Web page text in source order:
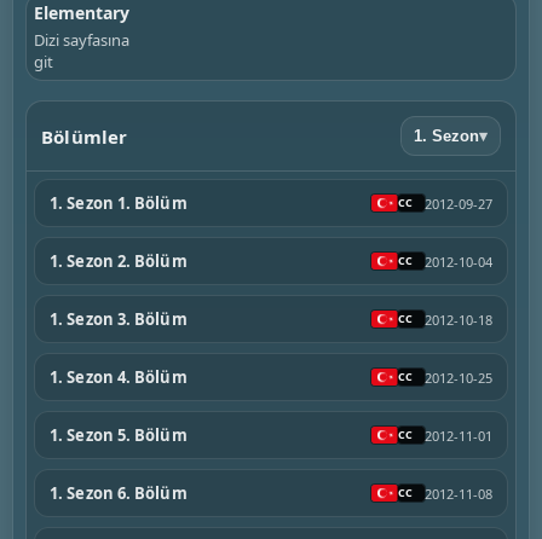
Elementary
Dizi sayfasına
git
Bölümler 1. Sezon▾
1. Sezon 1. Bölüm 2012-09-27
1. Sezon 2. Bölüm 2012-10-04
1. Sezon 3. Bölüm 2012-10-18
1. Sezon 4. Bölüm 2012-10-25
1. Sezon 5. Bölüm 2012-11-01
1. Sezon 6. Bölüm 2012-11-08